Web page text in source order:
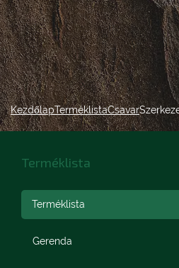
KezdőlapTerméklistaCsavar
Terméklista
Terméklista
Gerenda